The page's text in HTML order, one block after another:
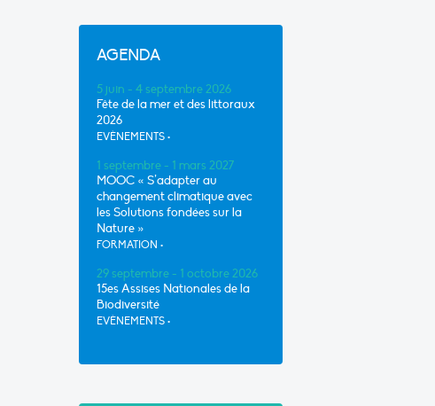
AGENDA
5 juin - 4 septembre 2026
Fête de la mer et des littoraux
2026
EVÈNEMENTS •
1 septembre - 1 mars 2027
MOOC « S’adapter au
changement climatique avec
les Solutions fondées sur la
Nature »
FORMATION •
29 septembre - 1 octobre 2026
15es Assises Nationales de la
Biodiversité
EVÈNEMENTS •